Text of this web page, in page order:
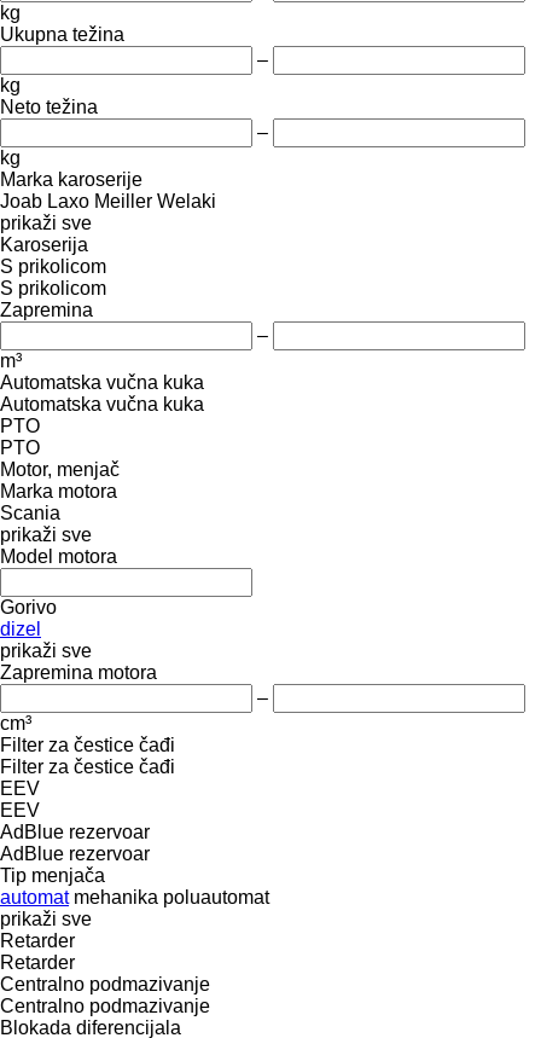
kg
Ukupna težina
–
kg
Neto težina
–
kg
Marka karoserije
Joab Laxo Meiller Welaki
prikaži sve
Karoserija
S prikolicom
S prikolicom
Zapremina
–
m³
Automatska vučna kuka
Automatska vučna kuka
PTO
PTO
Motor, menjač
Marka motora
Scania
prikaži sve
Model motora
Gorivo
dizel
prikaži sve
Zapremina motora
–
cm³
Filter za čestice čađi
Filter za čestice čađi
EEV
EEV
AdBlue rezervoar
AdBlue rezervoar
Tip menjača
automat mehanika poluautomat
prikaži sve
Retarder
Retarder
Centralno podmazivanje
Centralno podmazivanje
Blokada diferencijala